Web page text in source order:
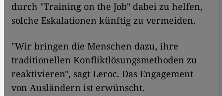
durch "Training on the Job" dabei zu helfen,
solche Eskalationen künftig zu vermeiden.
"Wir bringen die Menschen dazu, ihre
traditionellen Konfliktlösungsmethoden zu
reaktivieren", sagt Leroc. Das Engagement
von Ausländern ist erwünscht.